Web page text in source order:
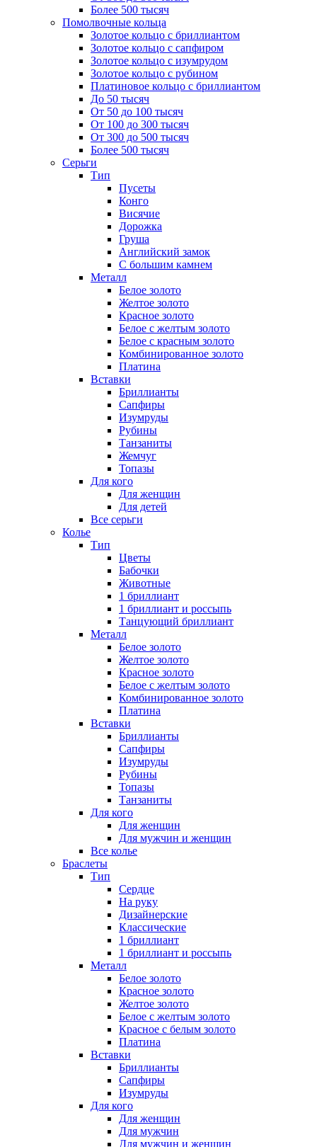
Более 500 тысяч
Помолвочные кольца
Золотое кольцо с бриллиантом
Золотое кольцо с сапфиром
Золотое кольцо с изумрудом
Золотое кольцо с рубином
Платиновое кольцо с бриллиантом
До 50 тысяч
От 50 до 100 тысяч
От 100 до 300 тысяч
От 300 до 500 тысяч
Более 500 тысяч
Серьги
Тип
Пусеты
Конго
Висячие
Дорожка
Груша
Английский замок
С большим камнем
Металл
Белое золото
Желтое золото
Красное золото
Белое с желтым золото
Белое с красным золото
Комбинированное золото
Платина
Вставки
Бриллианты
Сапфиры
Изумруды
Рубины
Танзаниты
Жемчуг
Топазы
Для кого
Для женщин
Для детей
Все серьги
Колье
Тип
Цветы
Бабочки
Животные
1 бриллиант
1 бриллиант и россыпь
Танцующий бриллиант
Металл
Белое золото
Желтое золото
Красное золото
Белое с желтым золото
Комбинированное золото
Платина
Вставки
Бриллианты
Сапфиры
Изумруды
Рубины
Топазы
Танзаниты
Для кого
Для женщин
Для мужчин и женщин
Все колье
Браслеты
Тип
Сердце
На руку
Дизайнерские
Классические
1 бриллиант
1 бриллиант и россыпь
Металл
Белое золото
Красное золото
Желтое золото
Белое с желтым золото
Красное с белым золото
Платина
Вставки
Бриллианты
Сапфиры
Изумруды
Для кого
Для женщин
Для мужчин
Для мужчин и женщин